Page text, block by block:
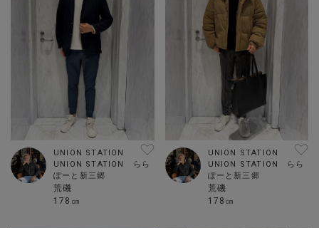
UNION STATION
UNION STATION らら
ぽーと新三郷
荒磯
178㎝
UNION STATION
UNION STATION らら
ぽーと新三郷
荒磯
178㎝